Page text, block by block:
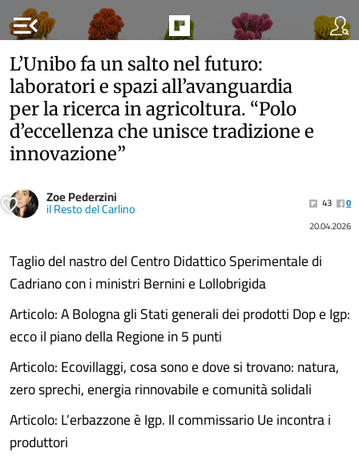
menu_open
L’Unibo fa un salto nel futuro:
laboratori e spazi all’avanguardia
per la ricerca in agricoltura. “Polo
d’eccellenza che unisce tradizione e
innovazione”
Zoe Pederzini
il Resto del Carlino 43
0
20.04.2026
Taglio del nastro del Centro Didattico Sperimentale di
Cadriano con i ministri Bernini e Lollobrigida
Articolo: A Bologna gli Stati generali dei prodotti Dop e Igp:
ecco il piano della Regione in 5 punti
Articolo: Ecovillaggi, cosa sono e dove si trovano: natura,
zero sprechi, energia rinnovabile e comunità solidali
Articolo: L’erbazzone è Igp. Il commissario Ue incontra i
produttori